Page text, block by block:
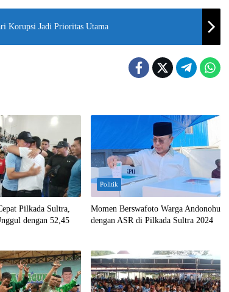
Korupsi Jadi Prioritas Utama
Pilkada Sultra,
dengan 52,45
Politik
Momen Berswafoto Warga Andonohu
dengan ASR di Pilkada Sultra 2024